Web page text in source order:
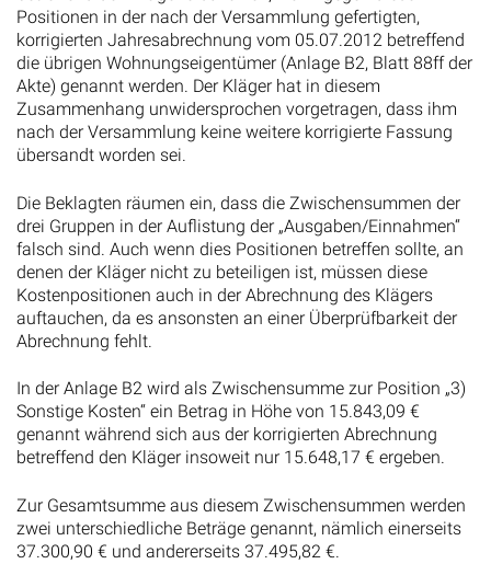
Positionen in der nach der Versammlung gefertigten,
korrigierten Jahresabrechnung vom 05.07.2012 betreffend
die übrigen Wohnungseigentümer (Anlage B2, Blatt 88ff der
Akte) genannt werden. Der Kläger hat in diesem
Zusammenhang unwidersprochen vorgetragen, dass ihm
nach der Versammlung keine weitere korrigierte Fassung
übersandt worden sei.
Die Beklagten räumen ein, dass die Zwischensummen der
drei Gruppen in der Auflistung der „Ausgaben/Einnahmen“
falsch sind. Auch wenn dies Positionen betreffen sollte, an
denen der Kläger nicht zu beteiligen ist, müssen diese
Kostenpositionen auch in der Abrechnung des Klägers
auftauchen, da es ansonsten an einer Überprüfbarkeit der
Abrechnung fehlt.
In der Anlage B2 wird als Zwischensumme zur Position „3)
Sonstige Kosten“ ein Betrag in Höhe von 15.843,09 €
genannt während sich aus der korrigierten Abrechnung
betreffend den Kläger insoweit nur 15.648,17 € ergeben.
Zur Gesamtsumme aus diesem Zwischensummen werden
zwei unterschiedliche Beträge genannt, nämlich einerseits
37.300,90 € und andererseits 37.495,82 €.